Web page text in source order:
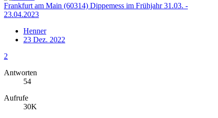
Frankfurt am Main (60314) Dippemess im Frühjahr 31.03. -
23.04.2023
Henner
23 Dez. 2022
2
Antworten
54
Aufrufe
30K